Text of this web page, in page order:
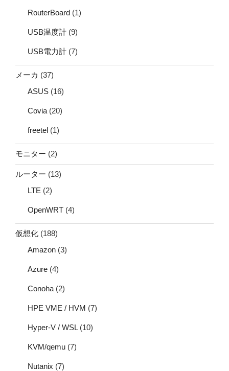
RouterBoard (1)
USB温度計 (9)
USB電力計 (7)
メーカ (37)
ASUS (16)
Covia (20)
freetel (1)
モニター (2)
ルーター (13)
LTE (2)
OpenWRT (4)
仮想化 (188)
Amazon (3)
Azure (4)
Conoha (2)
HPE VME / HVM (7)
Hyper-V / WSL(10)
KVM/qemu (7)
Nutanix (7)